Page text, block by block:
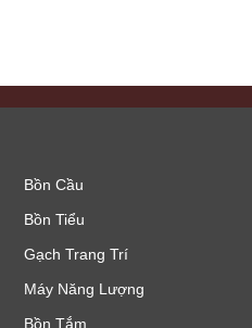
Bồn Cầu
Bồn Tiểu
Gạch Trang Trí
Máy Năng Lượng
Bồn Tắm